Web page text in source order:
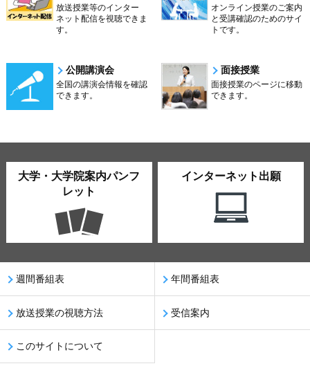
放送授業等のインター
ネット配信を視聴できま
す。
オンライン授業のご案内
と受講確認のためのサイ
トです。
公開講演会
全国の講演会情報を確認
できます。
面接授業
面接授業のページに移動
できます。
大学・大学院案内パンフ
レット
インターネット出願
週間番組表 年間番組表
放送授業の視聴方法 受信案内
このサイトについて